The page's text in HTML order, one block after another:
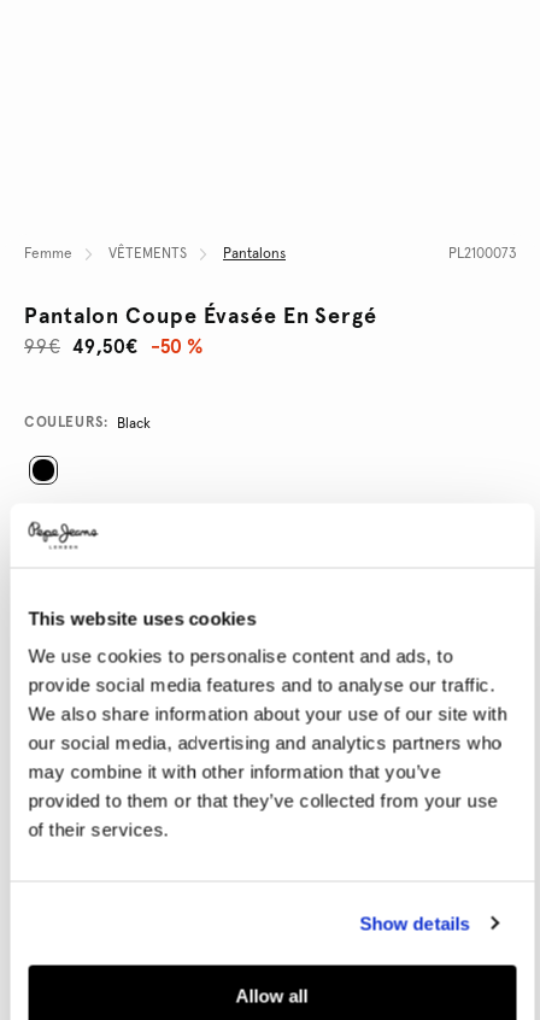
This website uses cookies
We use cookies to personalise content and ads, to
provide social media features and to analyse our traffic.
We also share information about your use of our site with
our social media, advertising and analytics partners who
may combine it with other information that you’ve
provided to them or that they’ve collected from your use
of their services.
Show details
Allow all
Femme VÊTEMENTS Pantalons PL2100073
Pantalon Coupe Évasée En Sergé
49,50€
99€ -50 %
Promotions
Variations
COULEURS: Black
SÉLECTIONNEZ LA TAILLE:
Le mannequin porte: 27Taille du mannequin:
Guide des tailles
AJOUTER AU PANIER
audacieuse avec une touche d'élégance sophistiquée.